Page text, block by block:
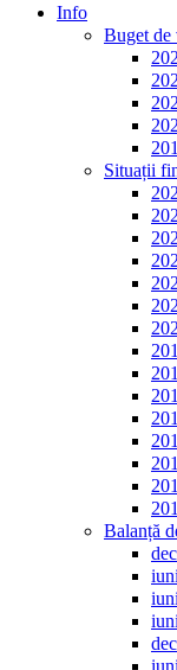
Info
Buget de
Situații
Balanță